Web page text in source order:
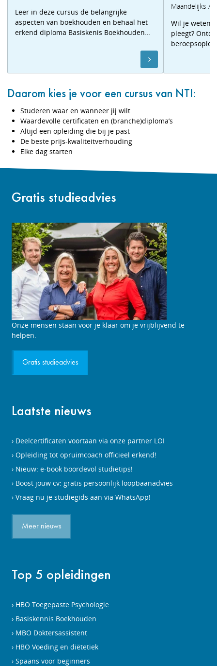
Leer in deze cursus de belangrijke
aspecten van boekhouden en behaal het
erkend diploma Basiskenis Boekhouden
Maandelijks /
Wil je weten
pleegt?
Daarom kies je voor een cursus van NTI:
Studeren waar en wanneer jij wilt
Waardevolle certificaten en (branche)diploma’s
Altijd een opleiding die bij je past
De beste prijs-kwaliteitverhouding
Elke dag starten
Gratis studieadvies
Studieadviesgesprek
aanvragen
Onze mensen staan voor je klaar om je vrijblijvend te
helpen.
Gratis studieadvies
Laatste nieuws
Deelcertificaten voortaan via onze partner LOI
Opleiding tot opruimcoach officieel erkend!
Nieuw: e-book boordevol studietips!
Boost jouw cv: gratis persoonlijk loopbaanadvies
Vraag nu je studiegids aan via WhatsApp!
Meer nieuws
Top 5 opleidingen
HBO Toegepaste Psychologie
Basiskennis Boekhouden
MBO Doktersassistent
HBO Voeding en diëtetiek
Spaans voor beginners